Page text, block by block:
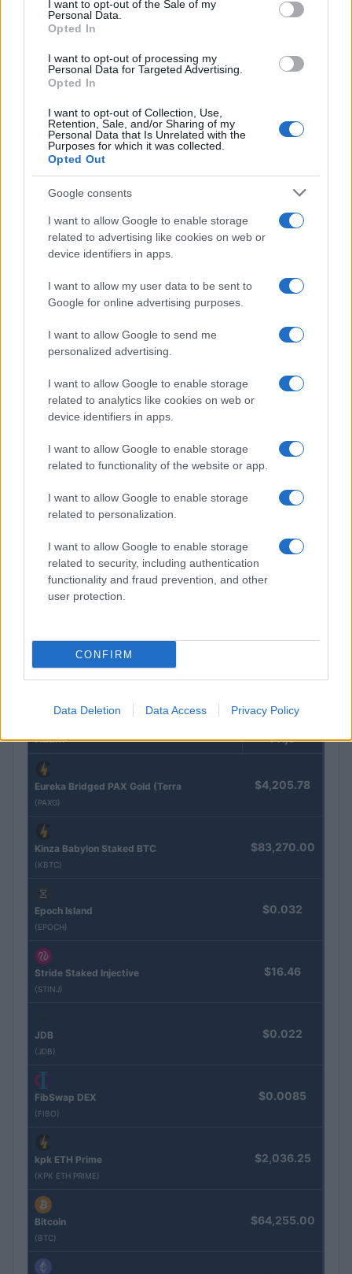
I want to opt-out of the Sale of my
Personal Data.
Opted In
I want to opt-out of processing my
Personal Data for Targeted Advertising.
Opted In
I want to opt-out of Collection, Use,
Retention, Sale, and/or Sharing of my
Personal Data that Is Unrelated with the
Purposes for which it was collected.
Opted Out
Google consents
I want to allow Google to enable storage
related to advertising like cookies on web or
device identifiers in apps.
I want to allow my user data to be sent to
Google for online advertising purposes.
I want to allow Google to send me
personalized advertising.
I want to allow Google to enable storage
related to analytics like cookies on web or
device identifiers in apps.
I want to allow Google to enable storage
related to functionality of the website or app.
I want to allow Google to enable storage
related to personalization.
I want to allow Google to enable storage
related to security, including authentication
functionality and fraud prevention, and other
user protection.
CONFIRM
Data Deletion Data Access Privacy Policy
Sanne De Vries · 6 aug 2026
grondstoffen
Sanne De Vries · 5 aug 2026
Brentolie daalt naar 91,82 dollar: een week van dalende
Naam Prijs
Eureka Bridged PAX Gold (Terra
(PAXG)
$4,205.78
Kinza Babylon Staked BTC
(KBTC)
$83,270.00
Epoch Island
(EPOCH)
$0.032
Stride Staked Injective
(STINJ)
$16.46
JDB
(JDB)
$0.022
FibSwap DEX
(FIBO)
$0.0085
kpk ETH Prime
(KPK ETH PRIME)
$2,036.25
Bitcoin
(BTC)
$64,255.00